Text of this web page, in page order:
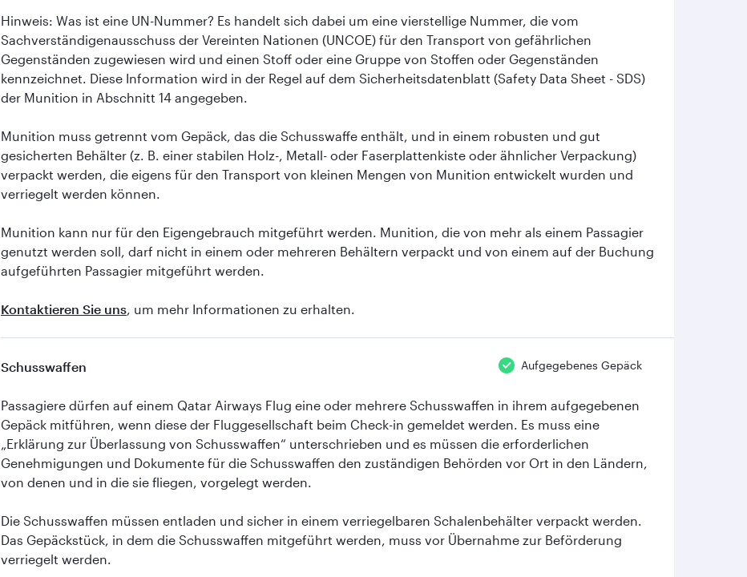
Hinweis: Was ist eine UN-Nummer? Es handelt sich dabei um eine vierstellige Nummer, die vom
Sachverständigenausschuss der Vereinten Nationen (UNCOE) für den Transport von gefährlichen
Gegenständen zugewiesen wird und einen Stoff oder eine Gruppe von Stoffen oder Gegenständen
kennzeichnet. Diese Information wird in der Regel auf dem Sicherheitsdatenblatt (Safety Data Sheet - SDS)
der Munition in Abschnitt 14 angegeben.
Munition muss getrennt vom Gepäck, das die Schusswaffe enthält, und in einem robusten und gut
gesicherten Behälter (z. B. einer stabilen Holz-, Metall- oder Faserplattenkiste oder ähnlicher Verpackung)
verpackt werden, die eigens für den Transport von kleinen Mengen von Munition entwickelt wurden und
verriegelt werden können.
Munition kann nur für den Eigengebrauch mitgeführt werden. Munition, die von mehr als einem Passagier
genutzt werden soll, darf nicht in einem oder mehreren Behältern verpackt und von einem auf der Buchung
aufgeführten Passagier mitgeführt werden.
Kontaktieren Sie uns, um mehr Informationen zu erhalten.
Schusswaffen Aufgegebenes Gepäck
Passagiere dürfen auf einem Qatar Airways Flug eine oder mehrere Schusswaffen in ihrem aufgegebenen
Gepäck mitführen, wenn diese der Fluggesellschaft beim Check-in gemeldet werden. Es muss eine
„Erklärung zur Überlassung von Schusswaffen“ unterschrieben und es müssen die erforderlichen
Genehmigungen und Dokumente für die Schusswaffen den zuständigen Behörden vor Ort in den Ländern,
von denen und in die sie fliegen, vorgelegt werden.
Die Schusswaffen müssen entladen und sicher in einem verriegelbaren Schalenbehälter verpackt werden.
Das Gepäckstück, in dem die Schusswaffen mitgeführt werden, muss vor Übernahme zur Beförderung
verriegelt werden.